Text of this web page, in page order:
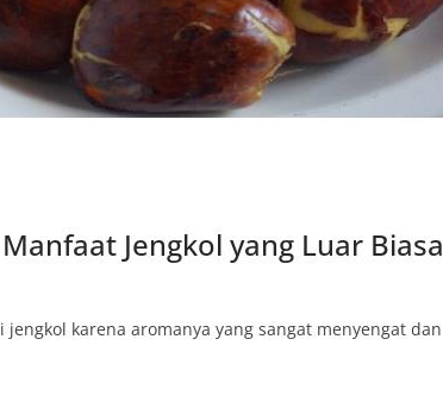
Jengkol yang Luar Biasa
karena aromanya yang sangat menyengat dan